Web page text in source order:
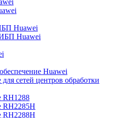
Huawei
Huawei
Huawei
сетей центров обработки
RH1288
RH2285H
RH2288H